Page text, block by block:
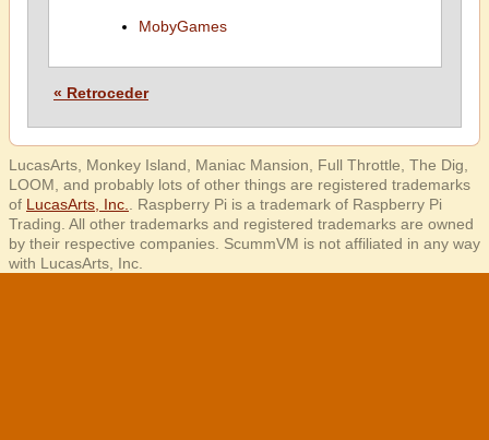
MobyGames
« Retroceder
LucasArts, Monkey Island, Maniac Mansion, Full Throttle, The Dig,
LOOM, and probably lots of other things are registered trademarks
of LucasArts, Inc.
. Raspberry Pi is a trademark of Raspberry Pi
Trading. All other trademarks and registered trademarks are owned
by their respective companies. ScummVM is not affiliated in any way
with LucasArts, Inc.